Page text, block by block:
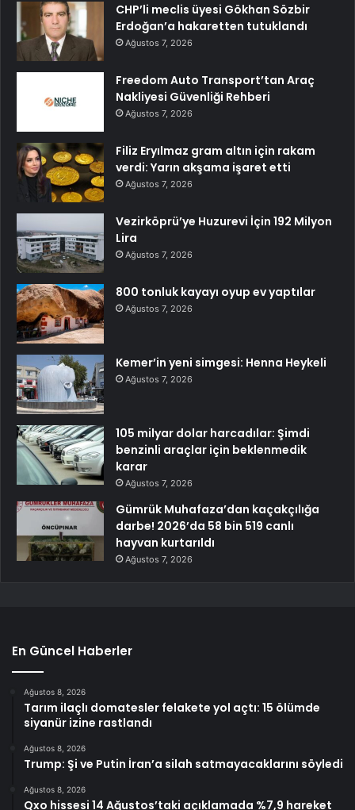
CHP’li meclis üyesi Gökhan Sözbir
Erdoğan’a hakaretten tutuklandı
Ağustos 7, 2026
Freedom Auto Transport’tan Araç
Nakliyesi Güvenliği Rehberi
Ağustos 7, 2026
Filiz Eryılmaz gram altın için rakam
verdi: Yarın akşama işaret etti
Ağustos 7, 2026
Vezirköprü’ye Huzurevi İçin 192 Milyon
Lira
Ağustos 7, 2026
800 tonluk kayayı oyup ev yaptılar
Ağustos 7, 2026
Kemer’in yeni simgesi: Henna Heykeli
Ağustos 7, 2026
105 milyar dolar harcadılar: Şimdi
benzinli araçlar için beklenmedik
karar
Ağustos 7, 2026
Gümrük Muhafaza’dan kaçakçılığa
darbe! 2026’da 58 bin 519 canlı
hayvan kurtarıldı
Ağustos 7, 2026
En Güncel Haberler
Ağustos 8, 2026
Tarım ilaçlı domatesler felakete yol açtı: 15 ölümde
siyanür izine rastlandı
Ağustos 8, 2026
Trump: Şi ve Putin İran’a silah satmayacaklarını söyledi
Ağustos 8, 2026
Qxo hissesi 14 Ağustos’taki açıklamada %7,9 hareket